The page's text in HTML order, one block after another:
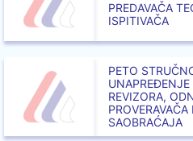
PREDAVAČA
ISPITIVAČA
PETO
REVIZORA,
SAOBRAĆAJA